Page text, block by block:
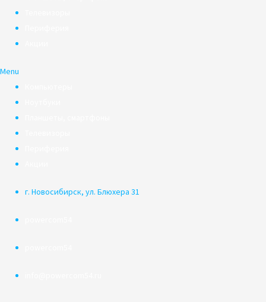
Menu
г. Новосибирск, ул. Блюхера 31